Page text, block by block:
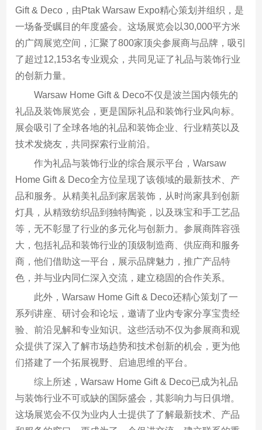
Gift & Deco，由Ptak Warsaw Expo精心策划并组织，是
一场备受瞩目的年度盛会。这场展览会以30,000平方米
的广阔展览空间，汇聚了800家顶尖参展商与品牌，吸引
了超过12,153名专业观众，共同见证了礼品与装饰行业
的创新力量。
Warsaw Home Gift & Deco不仅是波兰国内领先的
礼品及装饰展览会，更是国际礼品和装饰行业风向标。
展会吸引了全球各地的礼品和装饰企业、行业精英以及
技术发烧友，共同探索行业前沿。
作为礼品与装饰行业的综合展示平台，Warsaw
Home Gift & Deco全方位呈现了该领域的最新技术、产
品和服务。从精美礼品到家居装饰，从时尚家具到创新
灯具，从精致纺织品到独特陶瓷，以及珠宝和手工艺品
等，无不彰显了行业的多元化与创新力。参展商阵容强
大，包括礼品和装饰行业的顶级制造商、供应商和服务
商，他们借助这一平台，展示品牌魅力，推广产品特
色，并与业内同仁深入交流，建立稳固的合作关系。
此外，Warsaw Home Gift & Deco还精心策划了一
系列讲座、研讨会和论坛，邀请了业内专家分享宝贵经
验、前沿见解和专业知识。这些活动不仅为参展商和观
众提供了深入了解市场趋势和技术创新的机会，更为他
们搭建了一个拓展视野、启迪思维的平台。
综上所述，Warsaw Home Gift & Deco已成为礼品
与装饰行业不可或缺的国际盛会，其影响力与日俱增。
这场展览会不仅为业内人士提供了了解最新技术、产品